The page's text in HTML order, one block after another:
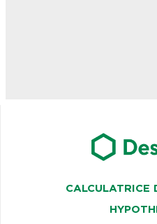
CALCULATRICE